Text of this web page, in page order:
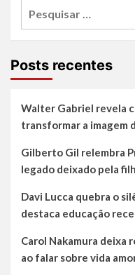
Posts recentes
Walter Gabriel revela
transformar a imagem
Gilberto Gil relembra
legado deixado pela
Davi Lucca quebra o
destaca educação
Carol Nakamura deixa
ao falar sobre vida